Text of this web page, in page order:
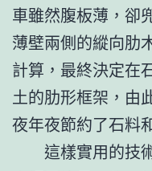
車雖然腹板薄，卻
薄壁兩側的縱向肋
計算，最終決定在
土的肋形框架，由
夜年夜節約了石料
這樣實用的技術